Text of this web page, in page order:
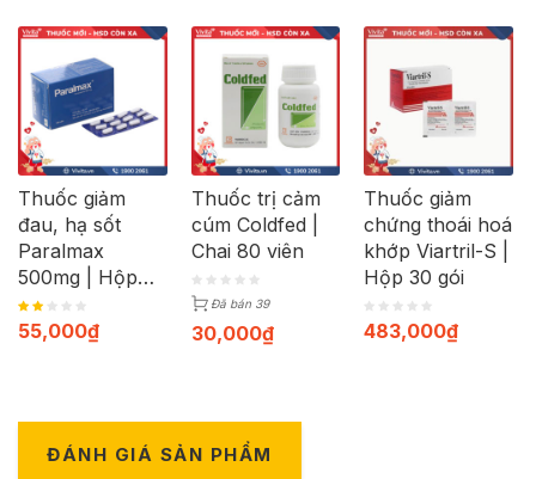
Thuốc giảm
đau, hạ sốt
Paralmax
500mg | Hộp
120 viên
55,000₫
Thuốc trị cảm
cúm Coldfed |
Chai 80 viên
Đã bán 39
30,000₫
Thuốc giảm
chứng thoái hoá
khớp Viartril-S |
Hộp 30 gói
483,000₫
ĐÁNH GIÁ SẢN PHẨM